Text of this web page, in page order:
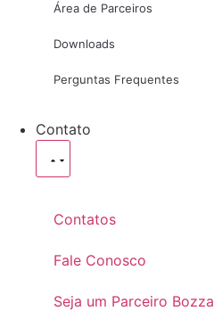
Área de Parceiros
Downloads
Perguntas Frequentes
Contato
Contatos
Fale Conosco
Seja um Parceiro Bozza